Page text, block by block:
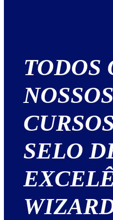
TODOS
NOSSOS
SELO